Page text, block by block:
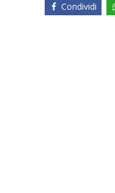
Condividi